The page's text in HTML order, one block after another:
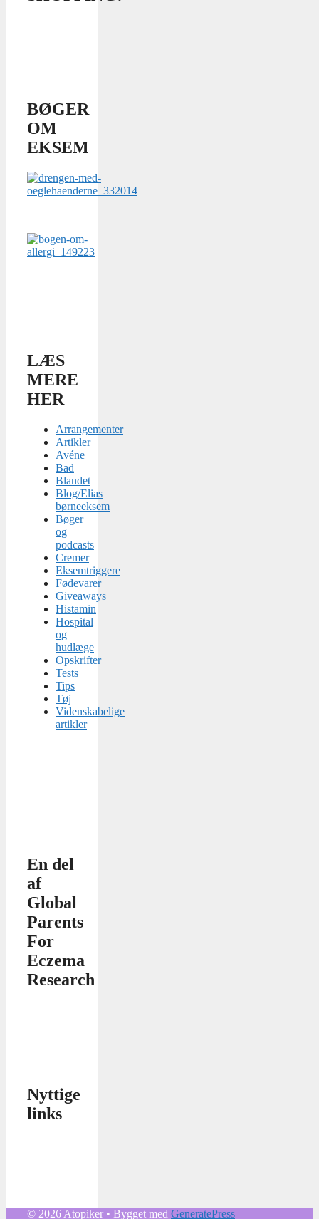
BØGER
OM
EKSEM
LÆS
MERE
HER
Arrangementer
Artikler
Avéne
Bad
Blandet
Blog/Elias
børneeksem
Bøger
og
podcasts
Cremer
Eksemtriggere
Fødevarer
Giveaways
Histamin
Hospital
og
hudlæge
Opskrifter
Tests
Tips
Tøj
Videnskabelige
artikler
En del
af
Global
Parents
For
Eczema
Research
Nyttige
links
© 2026 Atopiker • Bygget med GeneratePress